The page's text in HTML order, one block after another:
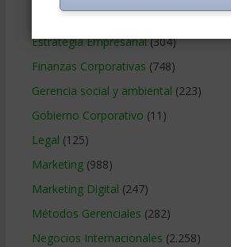
Estrategia Empresarial(304)
Finanzas Corporativas (748)
Gerencia social y ambiental (223)
Gobierno Corporativo (11)
Legal (125)
Marketing(988)
Marketing Digital (247)
Métodos Gerenciales (282)
Negocios Internacionales (2.258)